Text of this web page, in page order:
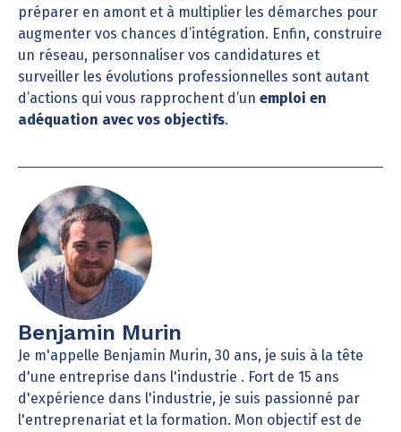
préparer en amont et à multiplier les démarches pour
augmenter vos chances d’intégration. Enfin, construire
un réseau, personnaliser vos candidatures et
surveiller les évolutions professionnelles sont autant
d’actions qui vous rapprochent d’un emploi en
adéquation avec vos objectifs.
Benjamin Murin
Je m'appelle Benjamin Murin, 30 ans, je suis à la tête
d'une entreprise dans l'industrie . Fort de 15 ans
d'expérience dans l'industrie, je suis passionné par
l'entreprenariat et la formation. Mon objectif est de